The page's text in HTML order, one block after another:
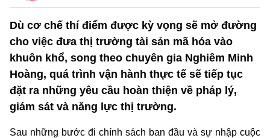
Dù cơ chế thí điểm được kỳ vọng sẽ mở đường
cho việc đưa thị trường tài sản mã hóa vào
khuôn khổ, song theo chuyên gia Nghiêm Minh
Hoàng, quá trình vận hành thực tế sẽ tiếp tục
đặt ra những yêu cầu hoàn thiện về pháp lý,
giám sát và năng lực thị trường.
Sau những bước đi chính sách ban đầu và sự nhập cuộc